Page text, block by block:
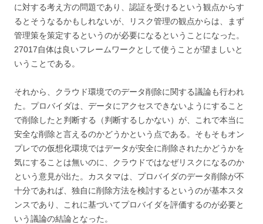
に対する考え方の問題であり、認証を受けるという観点からす
るとそうなるかもしれないが、リスク管理の観点からは、まず
管理策を策定するというのが必要になるということになった。
27017自体は良いフレームワークとして使うことが望ましいと
いうことである。
それから、クラウド環境でのデータ削除に関する議論も行われ
た。プロバイダは、データにアクセスできないようにすること
で削除したと判断する（判断するしかない）が、これで本当に
安全な削除と言えるのかどうかという点である。そもそもオン
プレでの仮想化環境ではデータが安全に削除されたかどうかを
気にすることは無いのに、クラウドではなぜリスクになるのか
という意見が出た。カスタマは、プロバイダのデータ削除が不
十分であれば、独自に削除方法を検討するというのが基本スタ
ンスであり、これに基づいてプロバイダを評価するのが必要と
いう議論の結論となった。